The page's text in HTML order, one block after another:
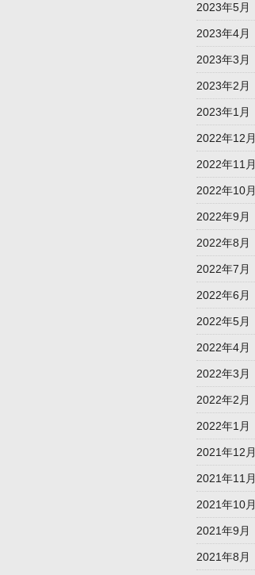
2023年5月
2023年4月
2023年3月
2023年2月
2023年1月
2022年12月
2022年11月
2022年10月
2022年9月
2022年8月
2022年7月
2022年6月
2022年5月
2022年4月
2022年3月
2022年2月
2022年1月
2021年12月
2021年11月
2021年10月
2021年9月
2021年8月